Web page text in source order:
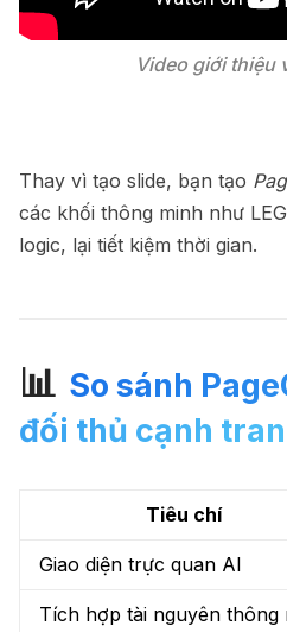
Video giới thiệu
Thay vì tạo slide, bạn tạo
các khối thông minh như
logic, lại tiết kiệm thời gian.
📊 So sánh
đối thủ cạnh
Tiêu chí
Giao diện trực quan AI
Tích hợp tài nguyên thông